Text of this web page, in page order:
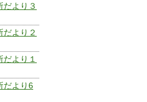
だより３
だより２
より１
だより6